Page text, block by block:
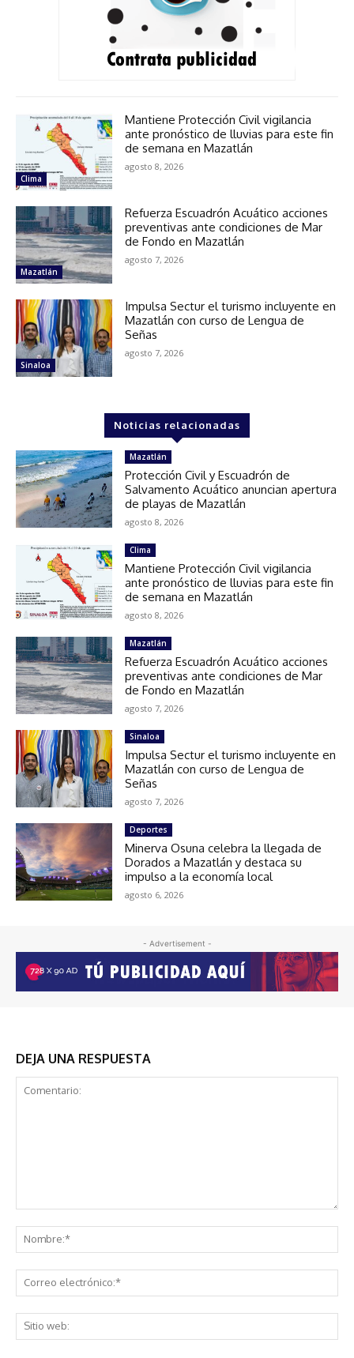
Clima
Mantiene Protección Civil vigilancia
ante pronóstico de lluvias para este fin
de semana en Mazatlán
agosto 8, 2026
Mazatlán
Refuerza Escuadrón Acuático acciones
preventivas ante condiciones de Mar
de Fondo en Mazatlán
agosto 7, 2026
Sinaloa
Impulsa Sectur el turismo incluyente en
Mazatlán con curso de Lengua de
Señas
agosto 7, 2026
Noticias relacionadas
Mazatlán
Protección Civil y Escuadrón de
Salvamento Acuático anuncian apertura
de playas de Mazatlán
agosto 8, 2026
Clima
Mantiene Protección Civil vigilancia
ante pronóstico de lluvias para este fin
de semana en Mazatlán
agosto 8, 2026
Mazatlán
Refuerza Escuadrón Acuático acciones
preventivas ante condiciones de Mar
de Fondo en Mazatlán
agosto 7, 2026
Sinaloa
Impulsa Sectur el turismo incluyente en
Mazatlán con curso de Lengua de
Señas
agosto 7, 2026
Deportes
Minerva Osuna celebra la llegada de
Dorados a Mazatlán y destaca su
impulso a la economía local
agosto 6, 2026
- Advertisement -
DEJA UNA RESPUESTA